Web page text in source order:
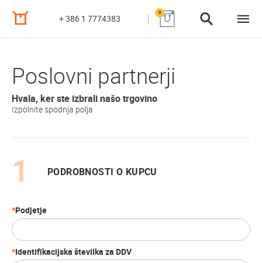
+ 386 1 7774383
0
Poslovni partnerji
Hvala, ker ste izbrali našo trgovino
Izpolnite spodnja polja
PODROBNOSTI O KUPCU
Podjetje
Identifikacijska številka za DDV